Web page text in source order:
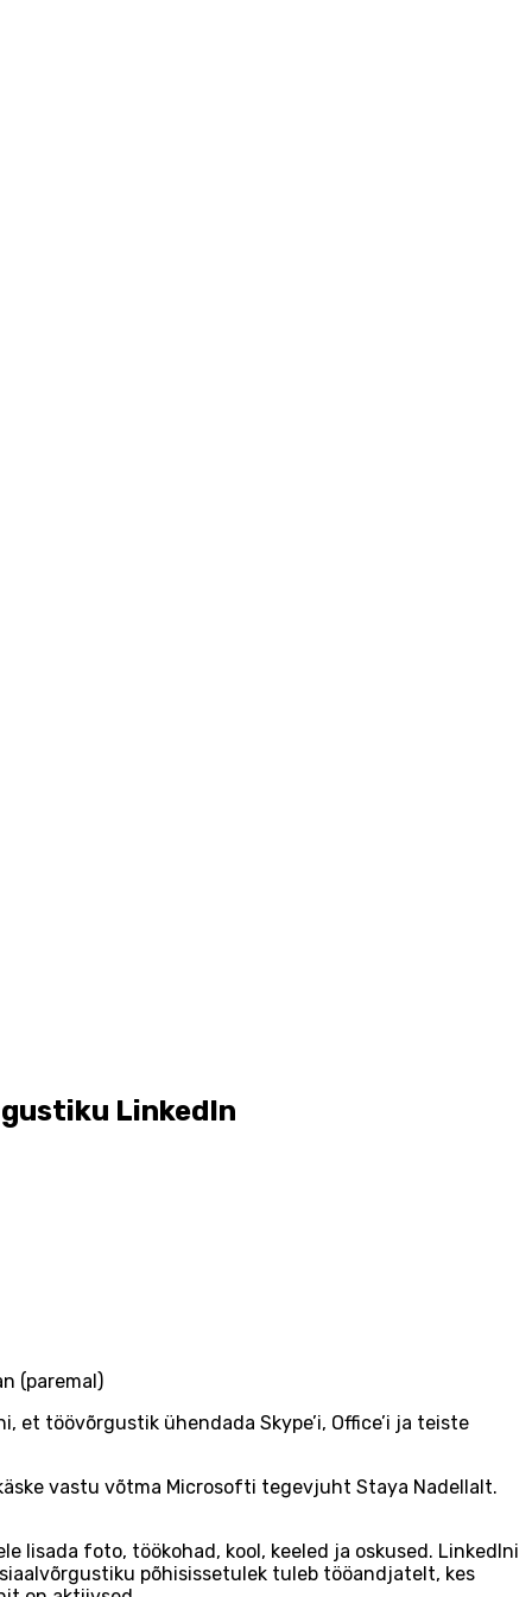
LinkedIn
(paremal)
töövõrgustik ühendada Skype’i, Office’i ja teiste
vastu võtma Microsofti tegevjuht Staya Nadellalt.
lisada foto, töökohad, kool, keeled ja oskused. LinkedIni
põhisissetulek tuleb tööandjatelt, kes